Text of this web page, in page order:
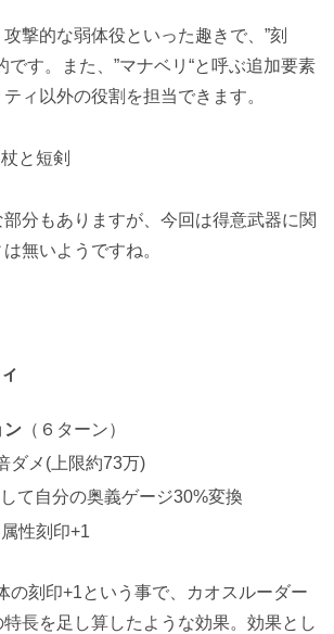
撃的な弱体役といった趣きで、”刻
です。また、”マナベリ “と呼ぶ追加要素
ィ以外の役割を担当できます。
杖と短剣
分もありますが、今回は得意武器に関
無いようですね。
ン （６ターン）
ダメ(上限約73万)
て自分の奥義ゲージ30%変換
性刻印+1
の刻印+1という事で、カオスルーダー
長を足し算したような効果。効果とし